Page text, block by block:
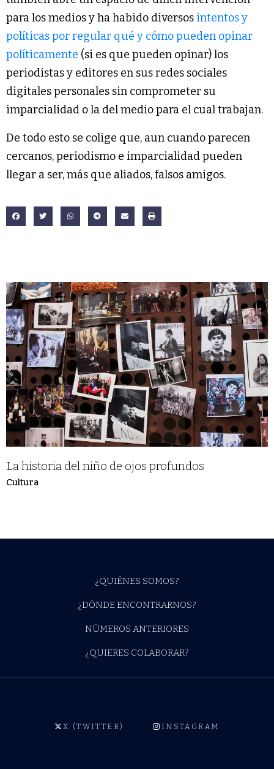
para los medios y ha habido diversos intentos y
políticas por regular qué y cómo pueden opinar
políticamente (si es que pueden opinar) los
periodistas y editores en sus redes sociales
digitales personales sin comprometer su
imparcialidad o la del medio para el cual trabajan.
De todo esto se colige que, aun cuando parecen
cercanos, periodismo e imparcialidad pueden
llegar a ser, más que aliados, falsos amigos.
La historia del niño de ojos profundos
Cultura
¿QUIÉNES SOMOS?
¿DÓNDE ENCONTRARNOS?
NÚMEROS ANTERIORES
¿QUIERES COLABORAR?
X (TWITTER) INSTAGRAM